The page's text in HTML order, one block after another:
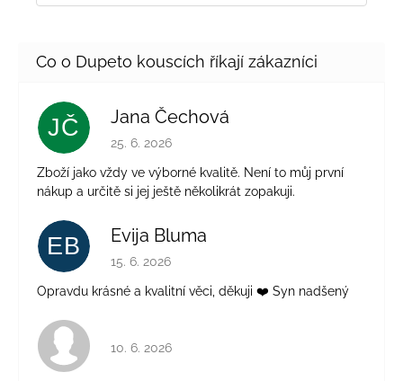
JČ Jana Čechová
Hodnocení obchodu je 5 z 5 hvězdiček.
25. 6. 2026
Zboží jako vždy ve výborné kvalitě. Není to můj první
nákup a určitě si jej ještě několikrát zopakuji.
EB Evija Bluma
Hodnocení obchodu je 5 z 5 hvězdiček.
15. 6. 2026
Opravdu krásné a kvalitní věci, děkuji ❤️ Syn nadšený
Hodnocení obchodu je 4 z 5 hvězdiček.
10. 6. 2026